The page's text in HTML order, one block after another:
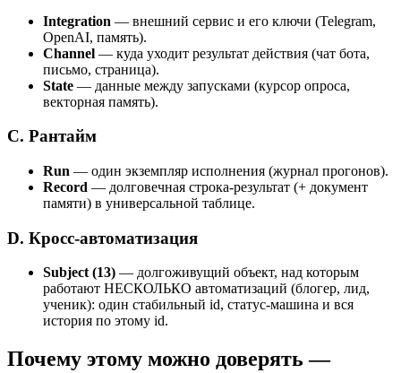
Integration — внешний сервис и его ключи (Telegram,
OpenAI, память).
Channel — куда уходит результат действия (чат бота,
письмо, страница).
State — данные между запусками (курсор опроса,
векторная память).
C. Рантайм
Run — один экземпляр исполнения (журнал прогонов).
Record — долговечная строка-результат (+ документ
памяти) в универсальной таблице.
D. Кросс-автоматизация
Subject (13) — долгоживущий объект, над которым
работают НЕСКОЛЬКО автоматизаций (блогер, лид,
ученик): один стабильный id, статус-машина и вся
история по этому id.
Почему этому можно доверять —